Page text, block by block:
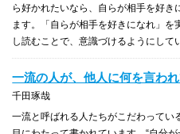
ら好かれたいなら、自らが相手を好
ます。「自らが相手を好きになれ」を
し読むことで、意識づけるようにして
一流の人が、他人に何を言わ
千田琢哉
一流と呼ばれる人たちがこだわって